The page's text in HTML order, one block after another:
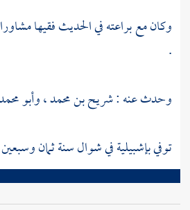
وكان مع براعته في الحديث فقيها
.
وحدث عنه :شريح بن محمد،وأبو
توفيبإشبيليةفي شوال سنة ثمان وسبعين